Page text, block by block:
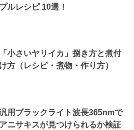
プルレシピ 10選！
「小さいヤリイカ」捌き方と煮付
け方（レシピ・煮物・作り方）
用ブラックライト波長365nmで
アニサキスが見つけられるか検証